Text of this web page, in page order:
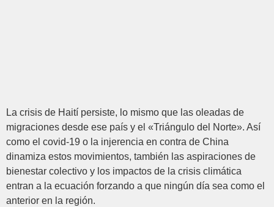
La crisis de Haití persiste, lo mismo que las oleadas de
migraciones desde ese país y el «Triángulo del Norte». Así
como el covid-19 o la injerencia en contra de China
dinamiza estos movimientos, también las aspiraciones de
bienestar colectivo y los impactos de la crisis climática
entran a la ecuación forzando a que ningún día sea como el
anterior en la región.